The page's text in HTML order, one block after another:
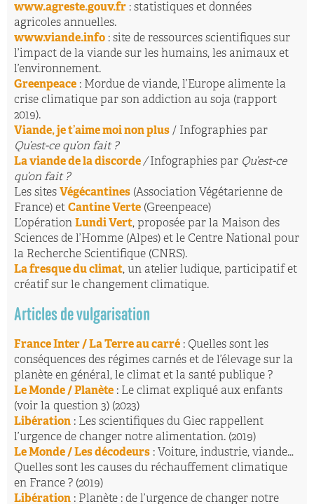
www.agreste.gouv.fr : statistiques et données
agricoles annuelles.
www.viande.info : site de ressources scientifiques sur
l’impact de la viande sur les humains, les animaux et
l’environnement.
Greenpeace : Mordue de viande, l’Europe alimente la
crise climatique par son addiction au soja (rapport
2019).
Viande, je t’aime moi non plus / Infographies par
Qu’est-ce qu’on fait ?
La viande de la discorde/Infographies par Qu’est-ce
qu’on fait ?
Les sites Végécantines (Association Végétarienne de
France) et Cantine Verte (Greenpeace)
L’opération Lundi Vert, proposée par la Maison des
Sciences de l’Homme (Alpes) et le Centre National pour
la Recherche Scientifique (CNRS).
La fresque du climat, un atelier ludique, participatif et
créatif sur le changement climatique.
Articles de vulgarisation
France Inter / La Terre au carré : Quelles sont les
conséquences des régimes carnés et de l’élevage sur la
planète en général, le climat et la santé publique ?
Le Monde / Planète : Le climat expliqué aux enfants
(voir la question 3) (2023)
Libération : Les scientifiques du Giec rappellent
l’urgence de changer notre alimentation. (2019)
Le Monde / Les décodeurs : Voiture, industrie, viande…
Quelles sont les causes du réchauffement climatique
en France ? (2019)
Libération : Planète : de l’urgence de changer notre